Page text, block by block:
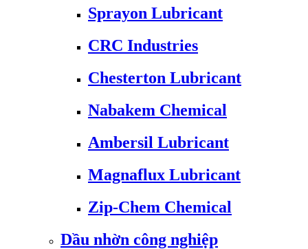
Sprayon Lubricant
CRC Industries
Chesterton Lubricant
Nabakem Chemical
Ambersil Lubricant
Magnaflux Lubricant
Zip-Chem Chemical
Dầu nhờn công nghiệp